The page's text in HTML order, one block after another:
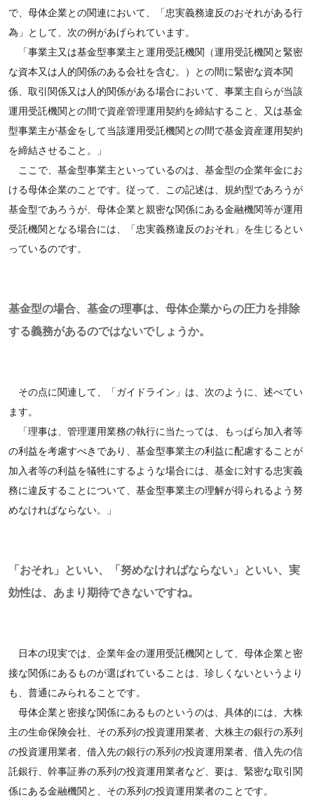
で、母体企業との関連において、「忠実義務違反のおそれがある行
為」として、次の例があげられています。
「事業主又は基金型事業主と運用受託機関（運用受託機関と緊密
な資本又は人的関係のある会社を含む。）との間に緊密な資本関
係、取引関係又は人的関係がある場合において、事業主自らが当該
運用受託機関との間で資産管理運用契約を締結すること、又は基金
型事業主が基金をして当該運用受託機関との間で基金資産運用契約
を締結させること。」
ここで、基金型事業主といっているのは、基金型の企業年金にお
ける母体企業のことです。従って、この記述は、規約型であろうが
基金型であろうが、母体企業と親密な関係にある金融機関等が運用
受託機関となる場合には、「忠実義務違反のおそれ」を生じるとい
っているのです。
基金型の場合、基金の理事は、母体企業からの圧力を排除
する義務があるのではないでしょうか。
その点に関連して、「ガイドライン」は、次のように、述べてい
ます。
「理事は、管理運用業務の執行に当たっては、もっぱら加入者等
の利益を考慮すべきであり、基金型事業主の利益に配慮することが
加入者等の利益を犠牲にするような場合には、基金に対する忠実義
務に違反することについて、基金型事業主の理解が得られるよう努
めなければならない。」
「おそれ」といい、「努めなければならない」といい、実
効性は、あまり期待できないですね。
日本の現実では、企業年金の運用受託機関として、母体企業と密
接な関係にあるものが選ばれていることは、珍しくないというより
も、普通にみられることです。
母体企業と密接な関係にあるものというのは、具体的には、大株
主の生命保険会社、その系列の投資運用業者、大株主の銀行の系列
の投資運用業者、借入先の銀行の系列の投資運用業者、借入先の信
託銀行、幹事証券の系列の投資運用業者など、要は、緊密な取引関
係にある金融機関と、その系列の投資運用業者のことです。